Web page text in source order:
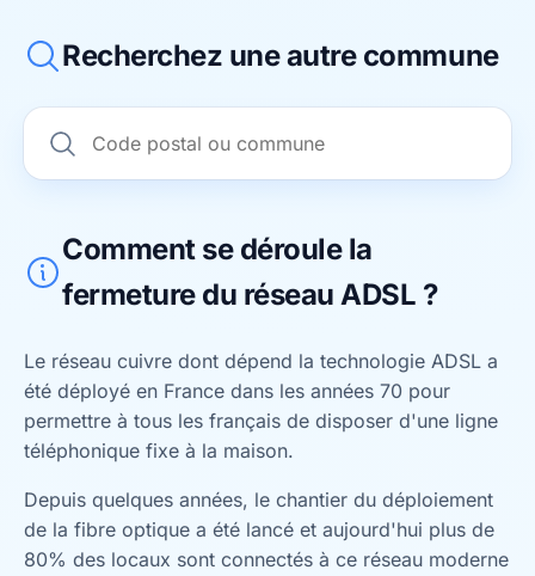
Recherchez une autre commune
Comment se déroule la
fermeture du réseau ADSL ?
Le réseau cuivre dont dépend la technologie ADSL a
été déployé en France dans les années 70 pour
permettre à tous les français de disposer d'une ligne
téléphonique fixe à la maison.
Depuis quelques années, le chantier du déploiement
de la fibre optique a été lancé et aujourd'hui plus de
80% des locaux sont connectés à ce réseau moderne